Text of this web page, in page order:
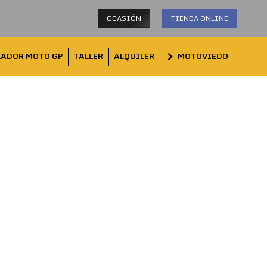
OCASIÓN TIENDA ONLINE
MOTO GP TALLER ALQUILER MOTOVIEDO